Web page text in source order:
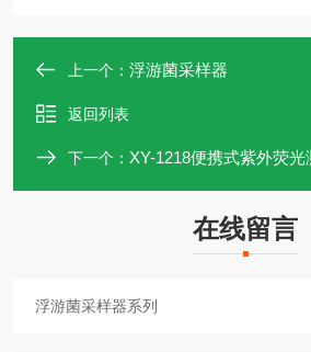
上一个： 浮游菌采样器
返回列表
下一个： XY-1218便携式紫外荧光测油
在线留言